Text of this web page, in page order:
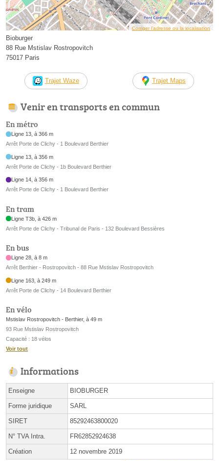
Corriger l’adresse ou la localisation
Bioburger
88 Rue Mstislav Rostropovitch
75017 Paris
Trajet Waze Trajet Maps
Venir en transports en commun
En métro
Ligne 13, à 366 m
Arrêt Porte de Clichy - 1 Boulevard Berthier
Ligne 13, à 356 m
Arrêt Porte de Clichy - 1b Boulevard Berthier
Ligne 14, à 356 m
Arrêt Porte de Clichy - 1 Boulevard Berthier
En tram
Ligne T3b, à 426 m
Arrêt Porte de Clichy - Tribunal de Paris - 132 Boulevard Bessières
En bus
Ligne 28, à 8 m
Arrêt Berthier - Rostropovitch - 88 Rue Mstislav Rostropovitch
Ligne 163, à 249 m
Arrêt Porte de Clichy - 14 Boulevard Berthier
En vélo
Mstislav Rostropovitch - Berthier, à 49 m
93 Rue Mstislav Rostropovitch
Capacité : 18 vélos
Voir tout
Informations
Enseigne BIOBURGER
Forme juridique SARL
SIRET 85292463800020
N° TVA Intra. FR62852924638
Création 12 novembre 2019